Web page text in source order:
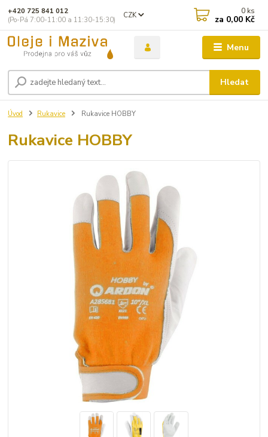
Menu
CZK
Hledat
+420 725 841 012
(Po-Pá 7:00-11:00 a 11:30-15:30)
0 ks
za 0,00 Kč
Úvod Rukavice Rukavice HOBBY
Rukavice HOBBY